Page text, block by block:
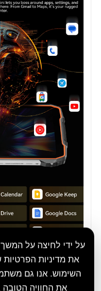
על ידי לחיצה על
את מדיניות
השימוש. אנו גם
את החוויה